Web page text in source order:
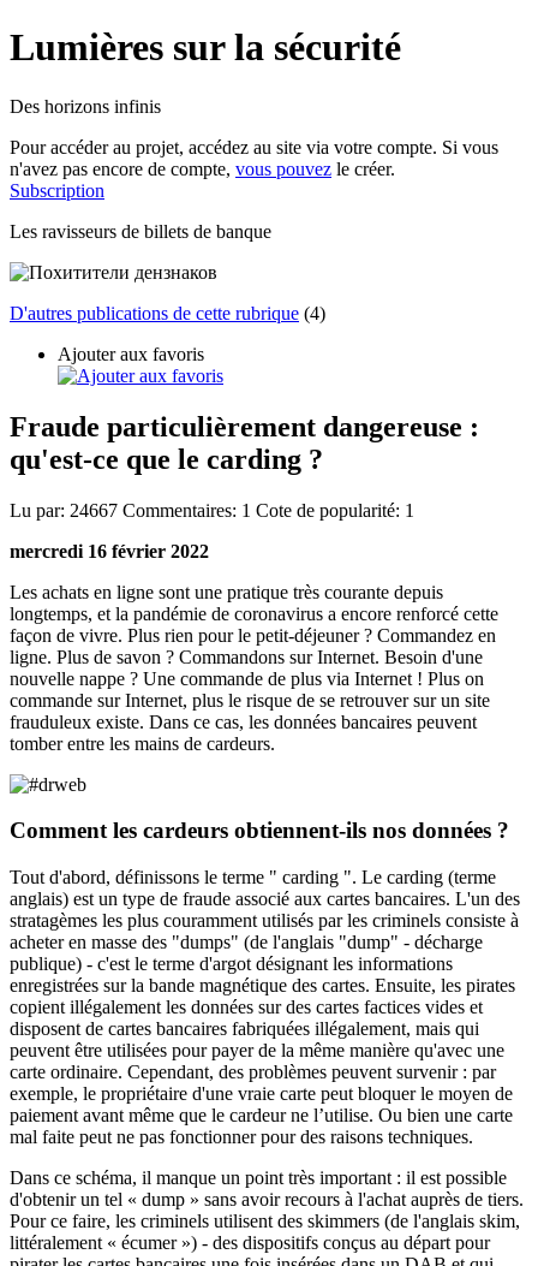
Lumières sur la sécurité
Des horizons infinis
Pour accéder au projet, accédez au site via votre compte. Si vous
n'avez pas encore de compte, vous pouvez le créer.
Subscription
Les ravisseurs de billets de banque
D'autres publications de cette rubrique (4)
Ajouter aux favoris
Fraude particulièrement dangereuse :
qu'est-ce que le carding ?
Lu par: 24667 Commentaires: 1 Cote de popularité: 1
mercredi 16 février 2022
Les achats en ligne sont une pratique très courante depuis
longtemps, et la pandémie de coronavirus a encore renforcé cette
façon de vivre. Plus rien pour le petit-déjeuner ? Commandez en
ligne. Plus de savon ? Commandons sur Internet. Besoin d'une
nouvelle nappe ? Une commande de plus via Internet ! Plus on
commande sur Internet, plus le risque de se retrouver sur un site
frauduleux existe. Dans ce cas, les données bancaires peuvent
tomber entre les mains de cardeurs.
Comment les cardeurs obtiennent-ils nos données ?
Tout d'abord, définissons le terme " carding ". Le carding (terme
anglais) est un type de fraude associé aux cartes bancaires. L'un des
stratagèmes les plus couramment utilisés par les criminels consiste à
acheter en masse des "dumps" (de l'anglais "dump" - décharge
publique) - c'est le terme d'argot désignant les informations
enregistrées sur la bande magnétique des cartes. Ensuite, les pirates
copient illégalement les données sur des cartes factices vides et
disposent de cartes bancaires fabriquées illégalement, mais qui
peuvent être utilisées pour payer de la même manière qu'avec une
carte ordinaire. Cependant, des problèmes peuvent survenir : par
exemple, le propriétaire d'une vraie carte peut bloquer le moyen de
paiement avant même que le cardeur ne l’utilise. Ou bien une carte
mal faite peut ne pas fonctionner pour des raisons techniques.
Dans ce schéma, il manque un point très important : il est possible
d'obtenir un tel « dump » sans avoir recours à l'achat auprès de tiers.
Pour ce faire, les criminels utilisent des skimmers (de l'anglais skim,
littéralement « écumer ») - des dispositifs conçus au départ pour